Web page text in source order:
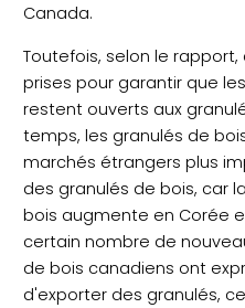
Canada.
Toutefois, selon le
prises pour garantir que
restent ouverts aux
temps, les granulés de
marchés étrangers plus
des granulés de bois, car
bois augmente en Corée
certain nombre de
de bois canadiens ont
d'exporter des granulés,